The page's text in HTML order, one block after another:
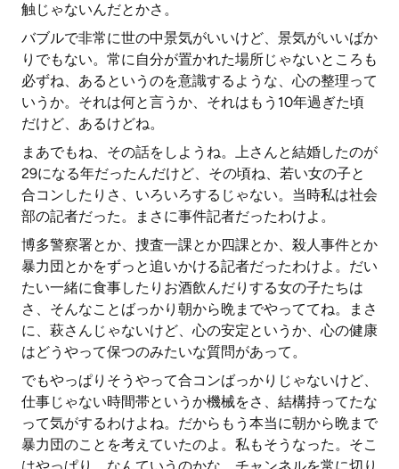
触じゃないんだとかさ。
バブルで非常に世の中景気がいいけど、景気がいいばか
りでもない。常に自分が置かれた場所じゃないところも
必ずね、あるというのを意識するような、心の整理って
いうか。それは何と言うか、それはもう10年過ぎた頃
だけど、あるけどね。
まあでもね、その話をしようね。上さんと結婚したのが
29になる年だったんだけど、その頃ね、若い女の子と
合コンしたりさ、いろいろするじゃない。当時私は社会
部の記者だった。まさに事件記者だったわけよ。
博多警察署とか、捜査一課とか四課とか、殺人事件とか
暴力団とかをずっと追いかける記者だったわけよ。だい
たい一緒に食事したりお酒飲んだりする女の子たちは
さ、そんなことばっかり朝から晩までやっててね。まさ
に、萩さんじゃないけど、心の安定というか、心の健康
はどうやって保つのみたいな質問があって。
でもやっぱりそうやって合コンばっかりじゃないけど、
仕事じゃない時間帯というか機械をさ、結構持ってたな
って気がするわけよね。だからもう本当に朝から晩まで
暴力団のことを考えていたのよ。私もそうなった。そこ